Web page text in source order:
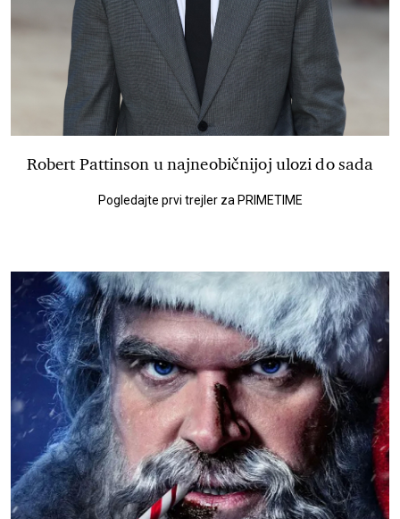
Robert Pattinson u najneobičnijoj ulozi do sada
Pogledajte prvi trejler za PRIMETIME